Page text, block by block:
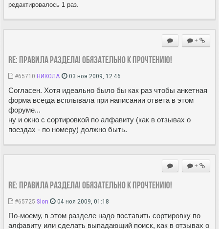
редактировалось 1 раз.
+
Re: Правила раздела! Обязательно к прочтению!
#65710 НИКОЛА 03 ноя 2009, 12:46
Согласен. Хотя идеально было бы как раз чтобы анкетная
форма всегда всплывала при написании ответа в этом
форуме...
ну и окно с сортировкой по алфавиту (как в отзывах о
поездах - по номеру) должно быть.
+
Re: Правила раздела! Обязательно к прочтению!
#65725 Slon 04 ноя 2009, 01:18
По-моему, в этом разделе надо поставить сортировку по
алфавиту или сделать выпадающий поиск, как в отзывах о